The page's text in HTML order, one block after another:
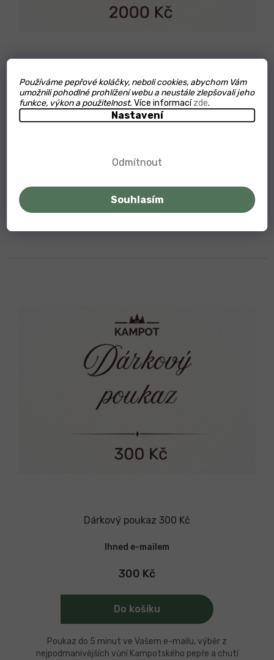
Používáme pepřové koláčky, neboli cookies, abychom Vám
umožnili pohodlné prohlížení webu a neustále zlepšovali jeho
funkce, výkon a použitelnost. Více informacízde.
Nastavení
Odmítnout
Souhlasím
Dárkový poukaz 2000 Kč
Ihned e-mailem
Do košíku
Poukaz do 5 minut ve Vašem e-mailu, výběr z
nejpodmanivějších vůní Kampotského pepře a chutí
Dárkový poukaz 300 Kč
Ihned e-mailem
300 Kč
Do košíku
Poukaz do 5 minut ve Vašem e-mailu, výběr z
nejpodmanivějších vůní Kampotského pepře a chutí